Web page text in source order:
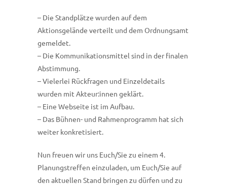
– Die Standplätze wurden auf dem
Aktionsgelände verteilt und dem Ordnungsamt
gemeldet.
– Die Kommunikationsmittel sind in der finalen
Abstimmung.
– Vielerlei Rückfragen und Einzeldetails
wurden mit Akteur:innen geklärt.
– Eine Webseite ist im Aufbau.
– Das Bühnen- und Rahmenprogramm hat sich
weiter konkretisiert.
Nun freuen wir uns Euch/Sie zu einem 4.
Planungstreffen einzuladen, um Euch/Sie auf
den aktuellen Stand bringen zu dürfen und zu